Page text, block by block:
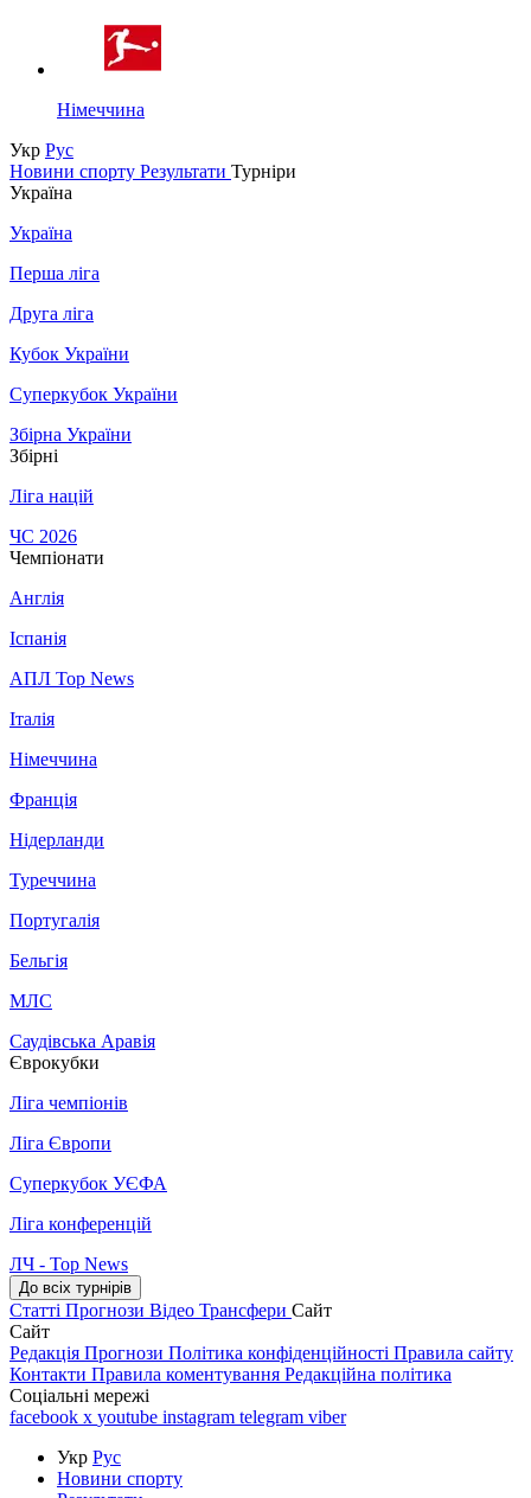
Німеччина
Укр Рус
Новини спорту Результати Турніри
Україна
Україна
Перша ліга
Друга ліга
Кубок України
Суперкубок України
Збірна України
Збірні
Ліга націй
ЧС 2026
Чемпіонати
Англія
Іспанія
АПЛ Top News
Італія
Німеччина
Франція
Нідерланди
Туреччина
Португалія
Бельгія
МЛС
Саудівська Аравія
Єврокубки
Ліга чемпіонів
Ліга Європи
Суперкубок УЄФА
Ліга конференцій
ЛЧ - Top News
До всіх турнірів
Статті Прогнози Відео Трансфери Сайт
Сайт
Редакція Прогнози Політика конфіденційності Правила сайту
Контакти Правила коментування Редакційна політика
Соціальні мережі
facebook x youtube instagram telegram viber
Укр Рус
Новини спорту